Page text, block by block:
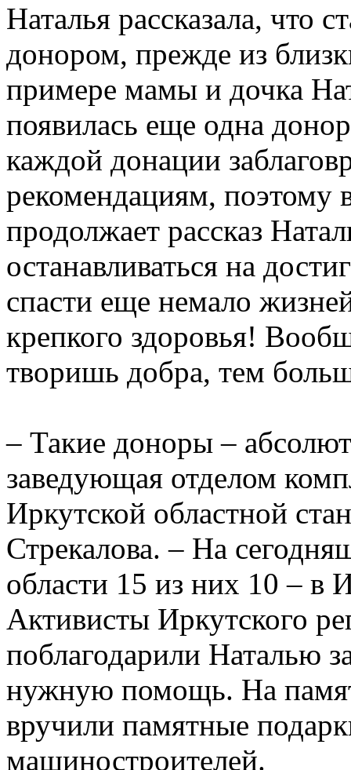
Наталья рассказала, что
донором, прежде из
примере мамы и дочка
появилась еще одна
каждой донации
рекомендациям, поэтому
продолжает рассказ
останавливаться на
спасти еще немало
крепкого здоровья!
творишь добра, тем
– Такие доноры –
заведующая отделом
Иркутской областной
Стрекалова. – На
области 15 из них 10 – в
Активисты Иркутского
поблагодарили Наталью
нужную помощь. На
вручили памятные
машиностроителей.